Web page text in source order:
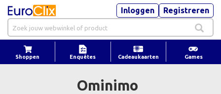
Inloggen Registreren
Shoppen Enquêtes Cadeaukaarten Games
Ominimo